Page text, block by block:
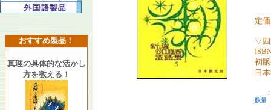
おすすめ製品！
真理の具体的な活かし
方を教える！
定
▽四
初
日
数量